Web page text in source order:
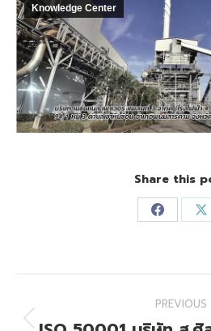
Knowledge Center
Share this
Share
X
navigation
PREVIOUS